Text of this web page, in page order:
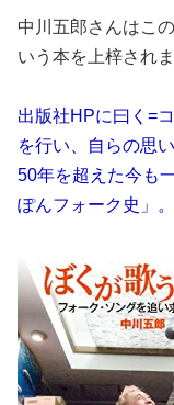
中川五郎さんはこ
いう本を上梓されま
出版社HPに曰く=
を行い、自らの思
50年を超えた今も
ぽんフォーク史」。